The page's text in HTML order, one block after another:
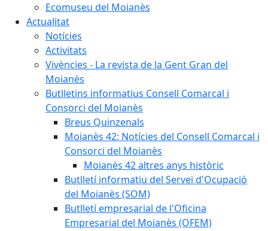
Ecomuseu del Moianès
Actualitat
Notícies
Activitats
Vivències - La revista de la Gent Gran del
Moianès
Butlletins informatius Consell Comarcal i
Consorci del Moianès
Breus Quinzenals
Moianès 42: Notícies del Consell Comarcal i
Consorci del Moianès
Moianès 42 altres anys històric
Butlletí informatiu del Servei d'Ocupació
del Moianès (SOM)
Butlletí empresarial de l'Oficina
Empresarial del Moianès (OFEM)